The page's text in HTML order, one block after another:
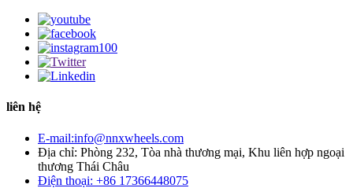
liên hệ
E-mail:info@nnxwheels.com
Địa chỉ: Phòng 232, Tòa nhà thương mại, Khu liên hợp ngoại
thương Thái Châu
Điện thoại: +86 17366448075